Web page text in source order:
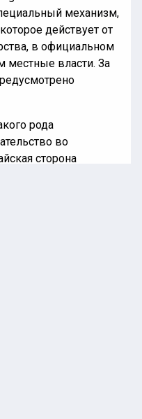
механизм,
действует от
в официальном
местные власти. За
рода
во
сторона